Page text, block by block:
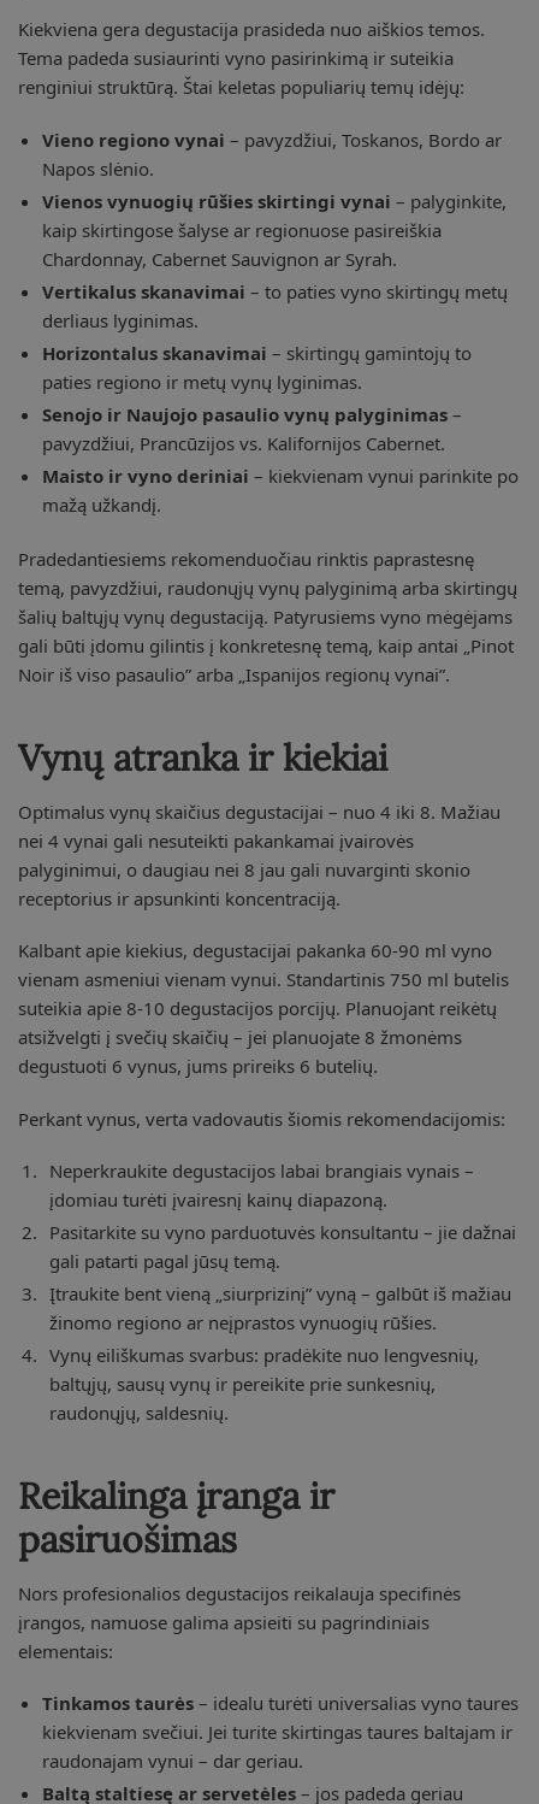
Kiekviena gera degustacija prasideda nuo aiškios temos.
Tema padeda susiaurinti vyno pasirinkimą ir suteikia
renginiui struktūrą. Štai keletas populiarių temų idėjų:
Vieno regiono vynai – pavyzdžiui, Toskanos, Bordo ar
Napos slėnio.
Vienos vynuogių rūšies skirtingi vynai – palyginkite,
kaip skirtingose šalyse ar regionuose pasireiškia
Chardonnay, Cabernet Sauvignon ar Syrah.
Vertikalus skanavimai – to paties vyno skirtingų metų
derliaus lyginimas.
Horizontalus skanavimai – skirtingų gamintojų to
paties regiono ir metų vynų lyginimas.
Senojo ir Naujojo pasaulio vynų palyginimas –
pavyzdžiui, Prancūzijos vs. Kalifornijos Cabernet.
Maisto ir vyno deriniai – kiekvienam vynui parinkite po
mažą užkandį.
Pradedantiesiems rekomenduočiau rinktis paprastesnę
temą, pavyzdžiui, raudonųjų vynų palyginimą arba skirtingų
šalių baltųjų vynų degustaciją. Patyrusiems vyno mėgėjams
gali būti įdomu gilintis į konkretesnę temą, kaip antai „Pinot
Noir iš viso pasaulio” arba „Ispanijos regionų vynai”.
Vynų atranka ir kiekiai
Optimalus vynų skaičius degustacijai – nuo 4 iki 8. Mažiau
nei 4 vynai gali nesuteikti pakankamai įvairovės
palyginimui, o daugiau nei 8 jau gali nuvarginti skonio
receptorius ir apsunkinti koncentraciją.
Kalbant apie kiekius, degustacijai pakanka 60-90 ml vyno
vienam asmeniui vienam vynui. Standartinis 750 ml butelis
suteikia apie 8-10 degustacijos porcijų. Planuojant reikėtų
atsižvelgti į svečių skaičių – jei planuojate 8 žmonėms
degustuoti 6 vynus, jums prireiks 6 butelių.
Perkant vynus, verta vadovautis šiomis rekomendacijomis:
Neperkraukite degustacijos labai brangiais vynais –
įdomiau turėti įvairesnį kainų diapazoną.
Pasitarkite su vyno parduotuvės konsultantu – jie dažnai
gali patarti pagal jūsų temą.
Įtraukite bent vieną „siurprizinį” vyną – galbūt iš mažiau
žinomo regiono ar neįprastos vynuogių rūšies.
Vynų eiliškumas svarbus: pradėkite nuo lengvesnių,
baltųjų, sausų vynų ir pereikite prie sunkesnių,
raudonųjų, saldesnių.
Reikalinga įranga ir
pasiruošimas
Nors profesionalios degustacijos reikalauja specifinės
įrangos, namuose galima apsieiti su pagrindiniais
elementais:
Tinkamos taurės – idealu turėti universalias vyno taures
kiekvienam svečiui. Jei turite skirtingas taures baltajam ir
raudonajam vynui – dar geriau.
Baltą staltiesę ar servetėles – jos padeda geriau